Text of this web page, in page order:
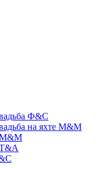
Ф&С
на яхте М&М
М&М
Т&А